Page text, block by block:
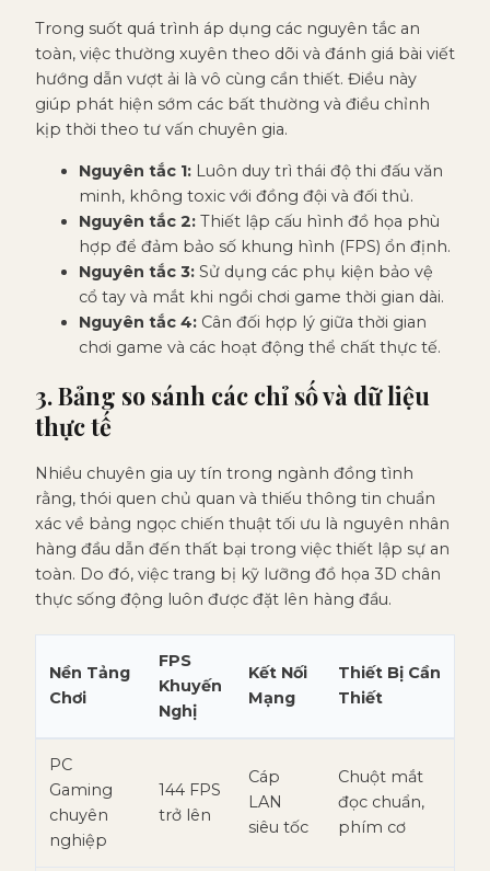
Trong suốt quá trình áp dụng các nguyên tắc an
toàn, việc thường xuyên theo dõi và đánh giá bài viết
hướng dẫn vượt ải là vô cùng cần thiết. Điều này
giúp phát hiện sớm các bất thường và điều chỉnh
kịp thời theo tư vấn chuyên gia.
Nguyên tắc 1: Luôn duy trì thái độ thi đấu văn
minh, không toxic với đồng đội và đối thủ.
Nguyên tắc 2: Thiết lập cấu hình đồ họa phù
hợp để đảm bảo số khung hình (FPS) ổn định.
Nguyên tắc 3: Sử dụng các phụ kiện bảo vệ
cổ tay và mắt khi ngồi chơi game thời gian dài.
Nguyên tắc 4: Cân đối hợp lý giữa thời gian
chơi game và các hoạt động thể chất thực tế.
3. Bảng so sánh các chỉ số và dữ liệu
thực tế
Nhiều chuyên gia uy tín trong ngành đồng tình
rằng, thói quen chủ quan và thiếu thông tin chuẩn
xác về bảng ngọc chiến thuật tối ưu là nguyên nhân
hàng đầu dẫn đến thất bại trong việc thiết lập sự an
toàn. Do đó, việc trang bị kỹ lưỡng đồ họa 3D chân
thực sống động luôn được đặt lên hàng đầu.
Nền Tảng
Chơi
FPS
Khuyến
Nghị
Kết Nối
Mạng
Thiết Bị Cần
Thiết
PC
Gaming
chuyên
nghiệp
144 FPS
trở lên
Cáp
LAN
siêu tốc
Chuột mắt
đọc chuẩn,
phím cơ